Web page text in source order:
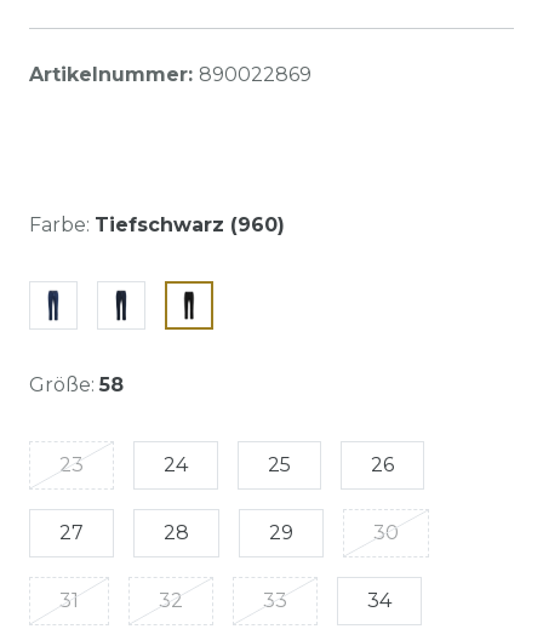
Artikelnummer: 890022869
Farbe: Tiefschwarz (960)
Größe: 58
23 24 25 26
27 28 29 30
31 32 33 34